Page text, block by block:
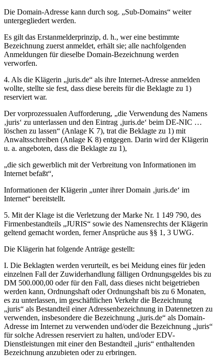
Die Domain-Adresse kann durch sog. „Sub-Domains“ weiter
untergegliedert werden.
Es gilt das Erstanmelderprinzip, d. h., wer eine bestimmte
Bezeichnung zuerst anmeldet, erhält sie; alle nachfolgenden
Anmeldungen für dieselbe Domain-Bezeichnung werden
verworfen.
4. Als die Klägerin „juris.de“ als ihre Internet-Adresse anmelden
wollte, stellte sie fest, dass diese bereits für die Beklagte zu 1)
reserviert war.
Der vorprozessualen Aufforderung, „die Verwendung des Namens
‚juris‘ zu unterlassen und den Eintrag ‚juris.de‘ beim DE-NIC …
löschen zu lassen“ (Anlage K 7), trat die Beklagte zu 1) mit
Anwaltsschreiben (Anlage K 8) entgegen. Darin wird der Klägerin
u. a. angeboten, dass die Beklagte zu 1),
„die sich gewerblich mit der Verbreitung von Informationen im
Internet befaßt“,
Informationen der Klägerin „unter ihrer Domain ‚juris.de‘ im
Internet“ bereitstellt.
5. Mit der Klage ist die Verletzung der Marke Nr. 1 149 790, des
Firmenbestandteils „JURIS“ sowie des Namensrechts der Klägerin
geltend gemacht worden, ferner Ansprüche aus §§ 1, 3 UWG.
Die Klägerin hat folgende Anträge gestellt:
I. Die Beklagten werden verurteilt, es bei Meidung eines für jeden
einzelnen Fall der Zuwiderhandlung fälligen Ordnungsgeldes bis zu
DM 500.000,00 oder für den Fall, dass dieses nicht beigetrieben
werden kann, Ordnungshaft oder Ordnungshaft bis zu 6 Monaten,
es zu unterlassen, im geschäftlichen Verkehr die Bezeichnung
„juris“ als Bestandteil einer Adressenbezeichnung in Datennetzen zu
verwenden, insbesondere die Bezeichnung „juris.de“ als Domain-
Adresse im Internet zu verwenden und/oder die Bezeichnung „juris“
für solche Adressen reserviert zu halten, und/oder EDV-
Dienstleistungen mit einer den Bestandteil „juris“ enthaltenden
Bezeichnung anzubieten oder zu erbringen.